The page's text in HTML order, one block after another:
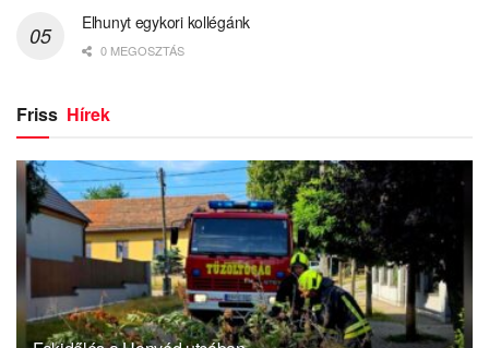
Elhunyt egykori kollégánk
0 MEGOSZTÁS
Friss Hírek